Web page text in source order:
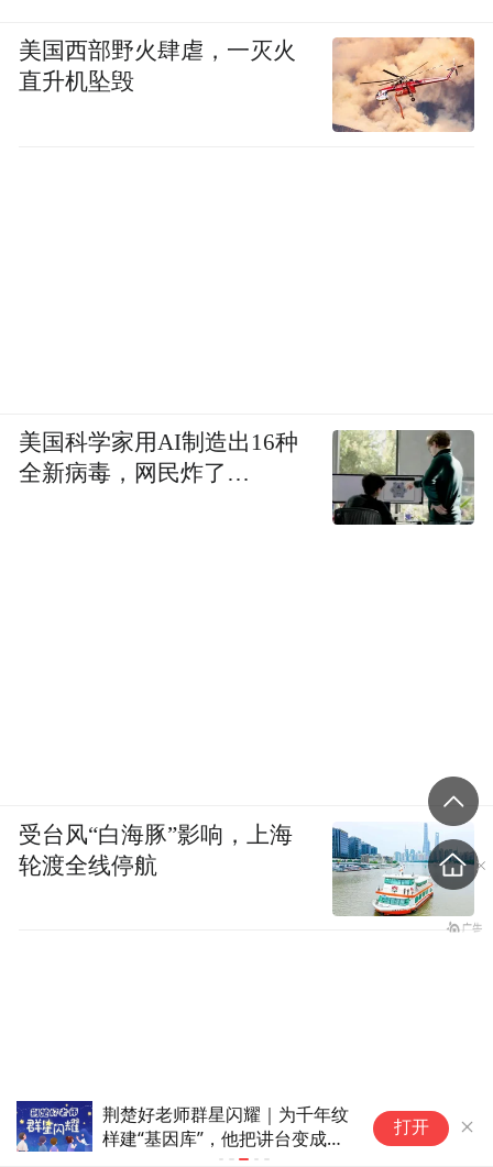
它差一点，就成了日本的“国
宝”！
打开
美国西部野火肆虐，一灭火
直升机坠毁
美国科学家用AI制造出16种
全新病毒，网民炸了…
受台风“白海豚”影响，上海
轮渡全线停航